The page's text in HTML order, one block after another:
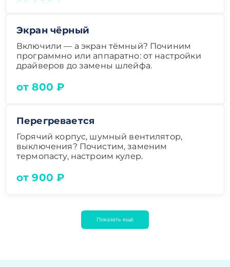
Экран чёрный
Включили — а экран тёмный? Починим
программно или аппаратно: от настройки
драйверов до замены шлейфа.
от 800 ₽
Перегревается
Горячий корпус, шумный вентилятор,
выключения? Почистим, заменим
термопасту, настроим кулер.
от 900 ₽
Показать ещё